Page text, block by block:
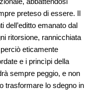
preteso di essere. Il
dell’editto emanato dal
ritorsione, rannicchiata
eticamente
e i princìpi della
sempre peggio, e non
trasformare lo sdegno in